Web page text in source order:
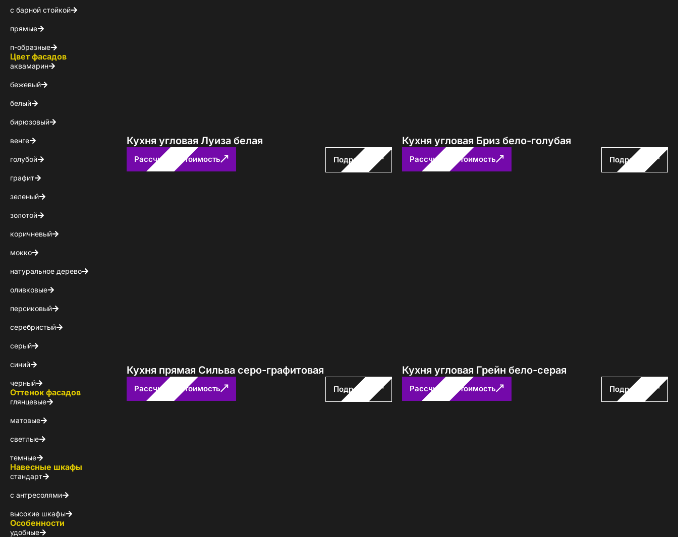
с барной стойкой
прямые
п-образные
Цвет фасадов
аквамарин
бежевый
белый
бирюзовый
венге
голубой
графит
зеленый
золотой
коричневый
мокко
натуральное дерево
оливковые
персиковый
серебристый
серый
синий
черный
Оттенок фасадов
глянцевые
матовые
светлые
темные
Навесные шкафы
стандарт
с антресолями
высокие шкафы
Особенности
удобные
Кухня угловая Луиза белая
Рассчитать стоимость Подробнее
Кухня угловая Бриз бело-голубая
Рассчитать стоимость Подробнее
Кухня прямая Сильва серо-графитовая
Рассчитать стоимость Подробнее
Кухня угловая Грейн бело-серая
Рассчитать стоимость Подробнее
КОНТАКТЫ
БЛОГ